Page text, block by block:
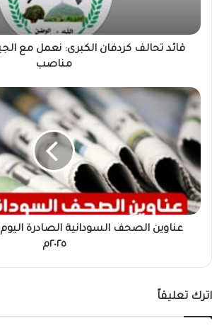
نبحث
قائد تحالف كردفان الكبرى: نعمل مع
مناصب
عناوين
الصحف
السودانية
الصادرة
اليوم
الجمعة
٢٧
يونيو
٢٠٢٥م
٢٠٢٥م
اترك تعليقاً